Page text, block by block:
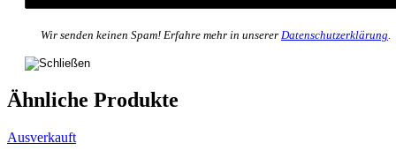
Wir senden keinen Spam! Erfahre mehr in unserer Datenschutzerklärung.
Ähnliche Produkte
Ausverkauft